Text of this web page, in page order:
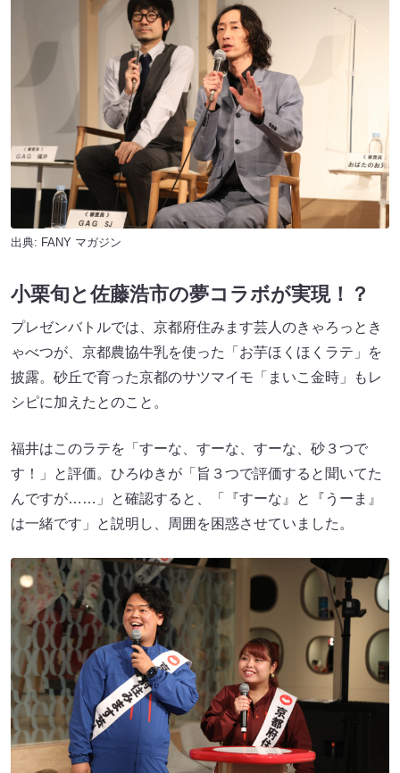
出典: FANY マガジン
小栗旬と佐藤浩市の夢コラボが実現！？
プレゼンバトルでは、京都府住みます芸人のきゃろっとき
ゃべつが、京都農協牛乳を使った「お芋ほくほくラテ」を
披露。砂丘で育った京都のサツマイモ「まいこ金時」もレ
シピに加えたとのこと。
福井はこのラテを「すーな、すーな、すーな、砂３つで
す！」と評価。ひろゆきが「旨３つで評価すると聞いてた
んですが……」と確認すると、「『すーな』と『うーま』
は一緒です」と説明し、周囲を困惑させていました。